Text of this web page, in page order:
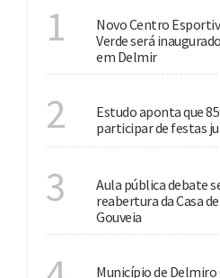
1
Novo Centro
Verde será
em Delmir
2
Estudo aponta que
participar de festas
3
Aula pública debate
reabertura da Casa
Gouveia
Município de Delmiro